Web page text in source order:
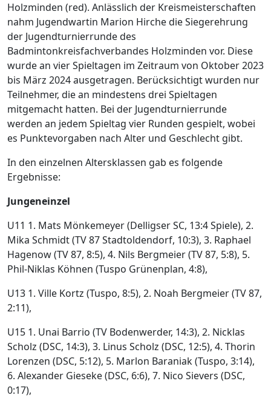
Holzminden (red). Anlässlich der Kreismeisterschaften
nahm Jugendwartin Marion Hirche die Siegerehrung
der Jugendturnierrunde des
Badmintonkreisfachverbandes Holzminden vor. Diese
wurde an vier Spieltagen im Zeitraum von Oktober 2023
bis März 2024 ausgetragen. Berücksichtigt wurden nur
Teilnehmer, die an mindestens drei Spieltagen
mitgemacht hatten. Bei der Jugendturnierrunde
werden an jedem Spieltag vier Runden gespielt, wobei
es Punktevorgaben nach Alter und Geschlecht gibt.
In den einzelnen Altersklassen gab es folgende
Ergebnisse:
Jungeneinzel
U11 1. Mats Mönkemeyer (Delligser SC, 13:4 Spiele), 2.
Mika Schmidt (TV 87 Stadtoldendorf, 10:3), 3. Raphael
Hagenow (TV 87, 8:5), 4. Nils Bergmeier (TV 87, 5:8), 5.
Phil-Niklas Köhnen (Tuspo Grünenplan, 4:8),
U13 1. Ville Kortz (Tuspo, 8:5), 2. Noah Bergmeier (TV 87,
2:11),
U15 1. Unai Barrio (TV Bodenwerder, 14:3), 2. Nicklas
Scholz (DSC, 14:3), 3. Linus Scholz (DSC, 12:5), 4. Thorin
Lorenzen (DSC, 5:12), 5. Marlon Baraniak (Tuspo, 3:14),
6. Alexander Gieseke (DSC, 6:6), 7. Nico Sievers (DSC,
0:17),